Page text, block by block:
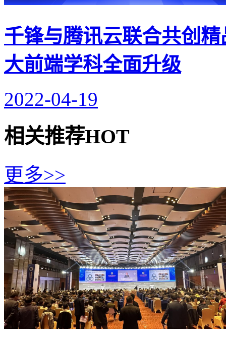
千锋与腾讯云联合共创
大前端学科全面升级
2022-04-19
相关推荐HOT
更多>>